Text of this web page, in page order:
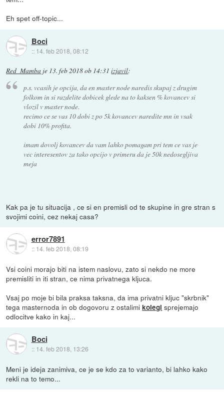
Eh spet off-topic...
Boci
:: 14. feb 2018, 08:12
Red_Mamba je 13. feb 2018 ob 14:31 izjavil:
p.s. vcasih je opcija, da en master node naredis skupaj z drugim
folkom in si razdelite dobicek glede na to kaksen % kovancev si
vlozil v master node.
recimo ce se vas 10 dobi z po 5k kovancev naredite mn in vsak
dobi 10% profita.
imam dovolj kovancev da vam lahko pomagam pri tem ce vas je
vec interesentov za tako opcijo v primeru da je 50k nedosegljiva
meja
Kak pa je tu situacija , ce si en premisli od te skupine in gre stran s
svojimi coini, cez nekaj casa?
error7891
:: 14. feb 2018, 08:19
Vsi coini morajo biti na istem naslovu, zato si nekdo ne more
premisliti in iti stran, ce nima privatnega kljuca.
Vsaj po moje bi bila praksa taksna, da ima privatni kljuc "skrbnik"
tega masternoda in ob dogovoru z ostalimikolegi sprejemajo
odlocitve kako in kaj...
Boci
:: 14. feb 2018, 13:26
Meni je ideja zanimiva, ce je se kdo za to varianto, bi lahko kako
rekli na to temo...